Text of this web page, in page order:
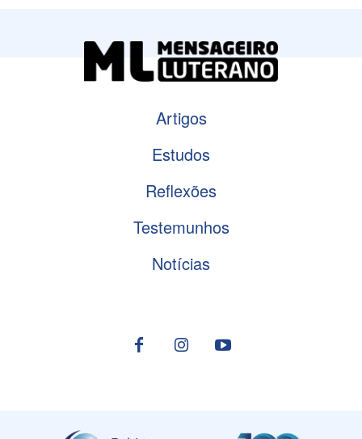
Artigos
Estudos
Reflexões
Testemunhos
Notícias